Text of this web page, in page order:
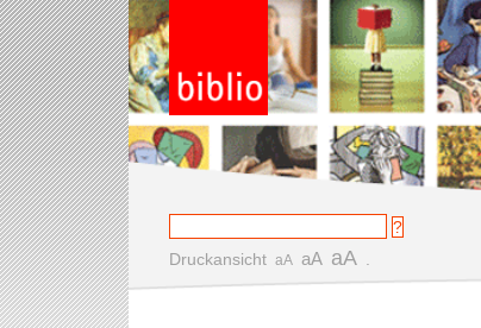
Druckansicht aA aA aA